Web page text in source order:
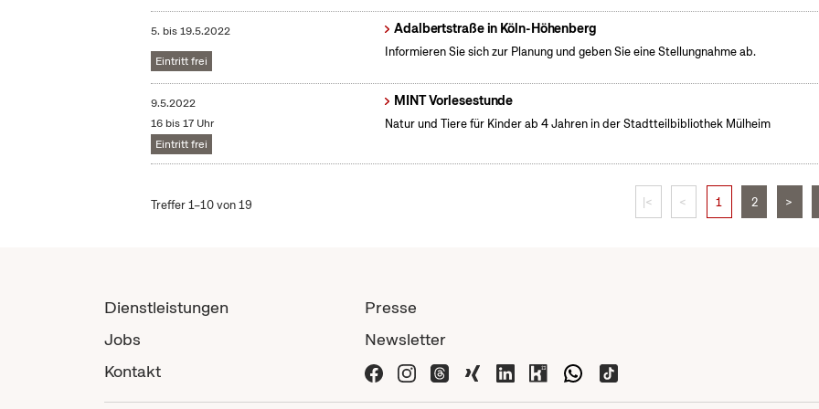
5. bis19.5.2022
Eintritt frei
Adalbertstraße in Köln-Höhenberg
Informieren Sie sich zur Planung und geben Sie eine Stellungnahme ab.
9.5.2022
16 bis 17 Uhr
Eintritt frei
MINT Vorlesestunde
Natur und Tiere für Kinder ab 4 Jahren in der Stadtteilbibliothek Mülheim
Treffer 1–10 von 19 |< < 1 2 >
Dienstleistungen
Jobs
Kontakt
Presse
Newsletter